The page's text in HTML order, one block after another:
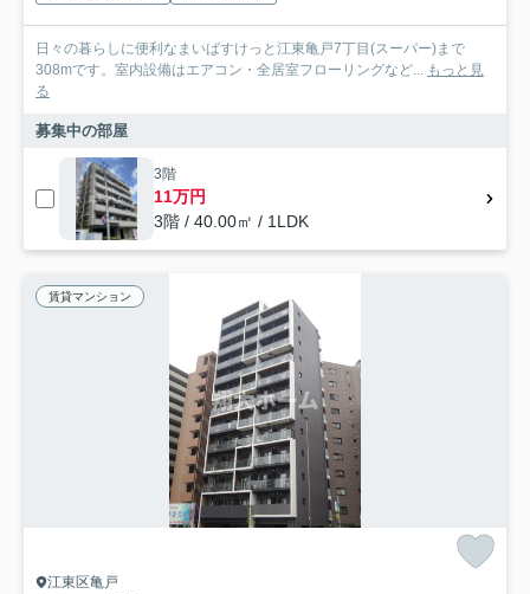
日々の暮らしに便利なまいばすけっと江東亀戸7丁目(スーパー)まで
308mです。室内設備はエアコン・全居室フローリングなど... もっと見
る
募集中の部屋
3階
11万円
3階 / 40.00㎡ / 1LDK
賃貸マンション
江東区亀戸